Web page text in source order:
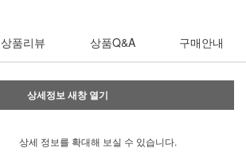
상품리뷰 상품Q&A 구매안내
상세정보 새창 열기
상세 정보를 확대해 보실 수 있습니다.